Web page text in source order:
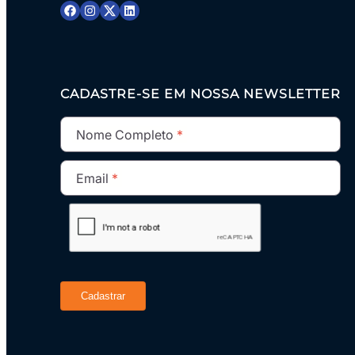
– Identificar necessidades de informação.
• DGN09 – Contratações de soluções de TIC,
• DGN09 – Contratações de soluções de TIC na
• DGN09 – Identificando necessidades de
• DGN10 – Consolidar necessidades
• DGN11 – Mapear necessidades às estratégias
• DGN12 – Avaliar necessidades
• Projeto Integrador – Fase 3.D
• Orientações sobre como:
– construir um catálogo de serviços
CADASTRE-SE EM NOSSA NEWSLETTER
Nome Completo
Email
Cadastrar